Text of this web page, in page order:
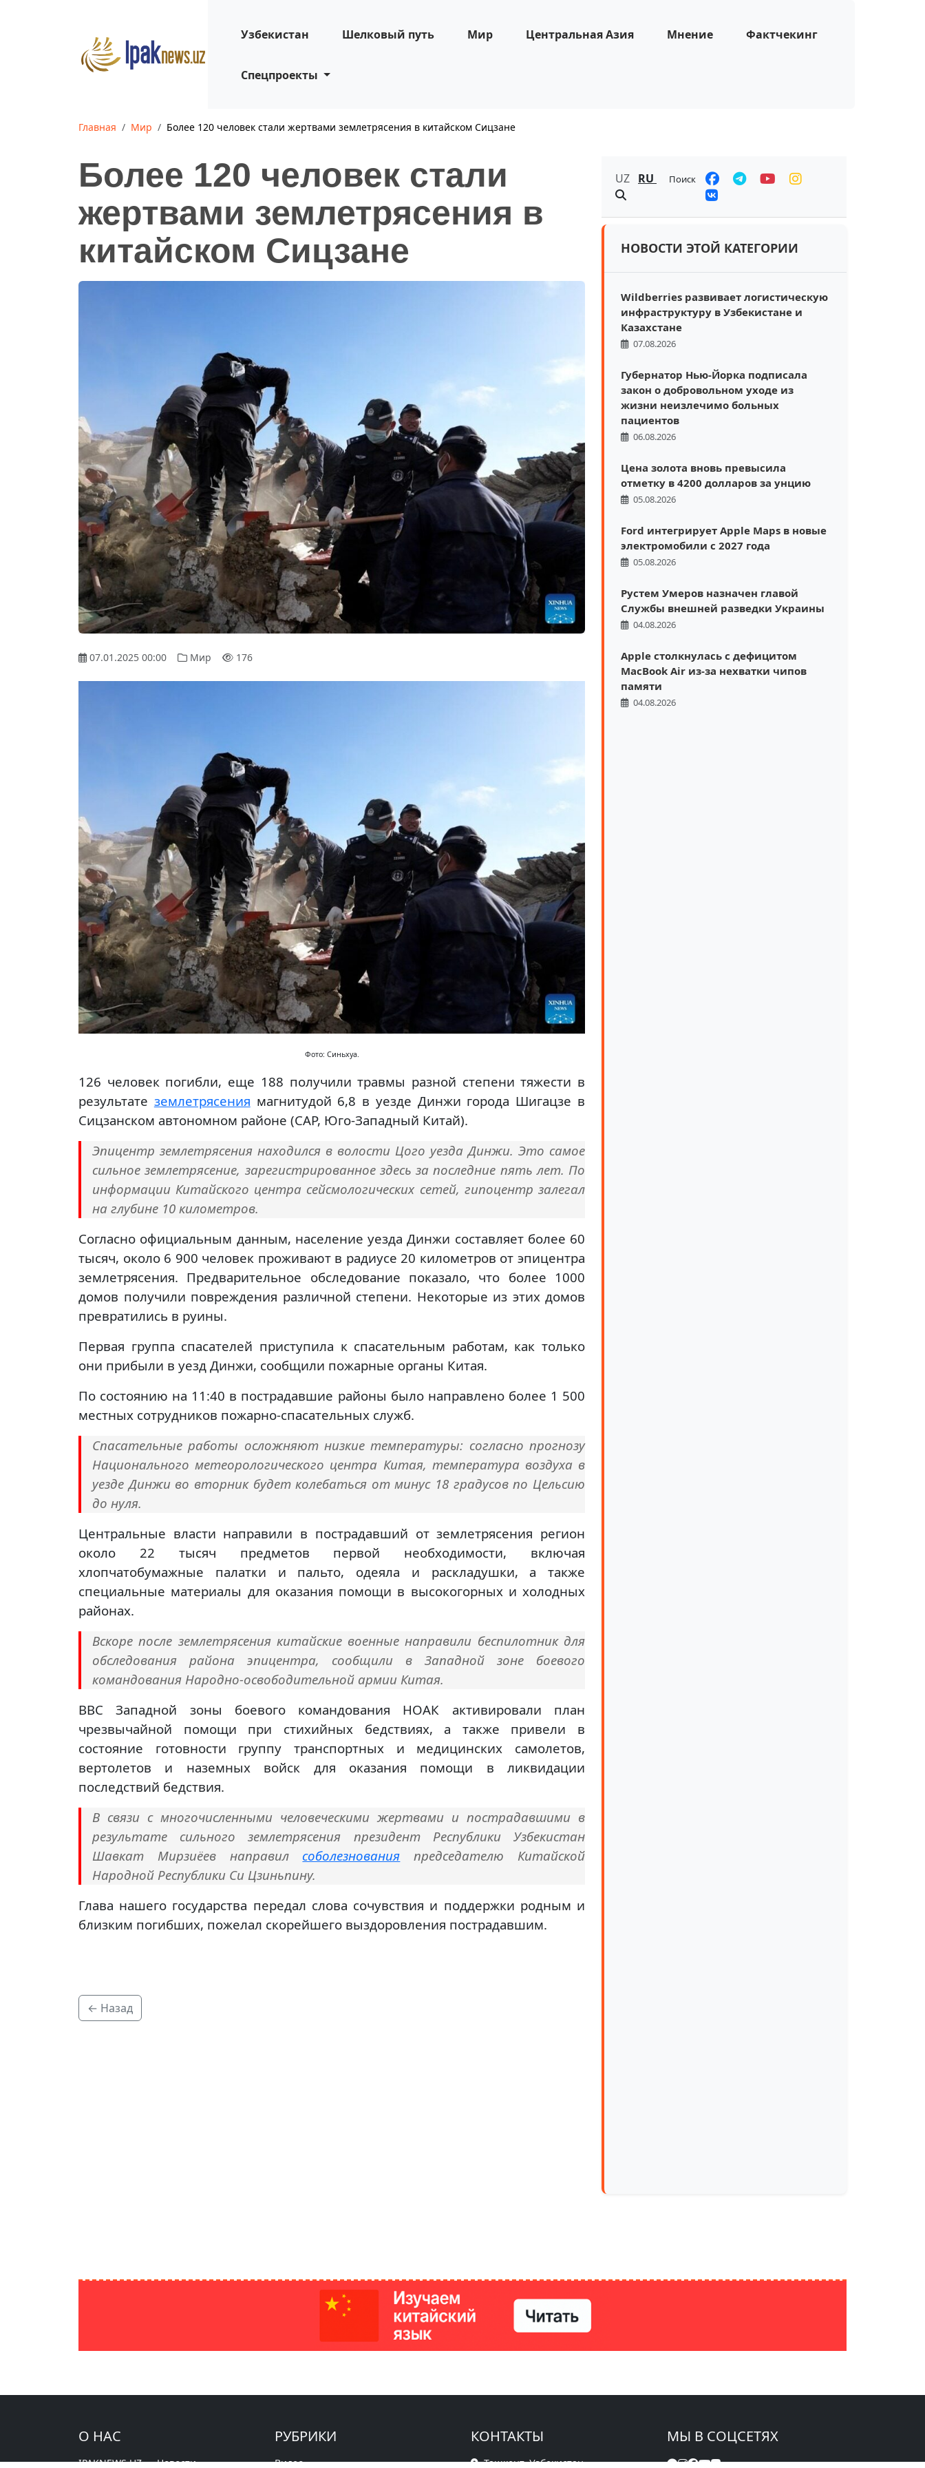
Узбекистан Шелковый путь Мир Центральная Азия Мнение Фактчекинг
Спецпроекты
Главная Мир Более 120 человек стали жертвами землетрясения в китайском Сицзане
Более 120 человек стали
жертвами землетрясения в
китайском Сицзане
07.01.2025 00:00 Мир 176
Фото: Синьхуа.
126 человек погибли, еще 188 получили травмы разной степени тяжести в
результате землетрясения магнитудой 6,8 в уезде Динжи города Шигацзе в
Сицзанском автономном районе (САР, Юго-Западный Китай).
Эпицентр землетрясения находился в волости Цого уезда Динжи. Это самое
сильное землетрясение, зарегистрированное здесь за последние пять лет. По
информации Китайского центра сейсмологических сетей, гипоцентр залегал
на глубине 10 километров.
Согласно официальным данным, население уезда Динжи составляет более 60
тысяч, около 6 900 человек проживают в радиусе 20 километров от эпицентра
землетрясения. Предварительное обследование показало, что более 1000
домов получили повреждения различной степени. Некоторые из этих домов
превратились в руины.
Первая группа спасателей приступила к спасательным работам, как только
они прибыли в уезд Динжи, сообщили пожарные органы Китая.
По состоянию на 11:40 в пострадавшие районы было направлено более 1 500
местных сотрудников пожарно-спасательных служб.
Спасательные работы осложняют низкие температуры: согласно прогнозу
Национального метеорологического центра Китая, температура воздуха в
уезде Динжи во вторник будет колебаться от минус 18 градусов по Цельсию
до нуля.
Центральные власти направили в пострадавший от землетрясения регион
около 22 тысяч предметов первой необходимости, включая
хлопчатобумажные палатки и пальто, одеяла и раскладушки, а также
специальные материалы для оказания помощи в высокогорных и холодных
районах.
Вскоре после землетрясения китайские военные направили беспилотник для
обследования района эпицентра, сообщили в Западной зоне боевого
командования Народно-освободительной армии Китая.
ВВС Западной зоны боевого командования НОАК активировали план
чрезвычайной помощи при стихийных бедствиях, а также привели в
состояние готовности группу транспортных и медицинских самолетов,
вертолетов и наземных войск для оказания помощи в ликвидации
последствий бедствия.
В связи с многочисленными человеческими жертвами и пострадавшими в
результате сильного землетрясения президент Республики Узбекистан
Шавкат Мирзиёев направил соболезнования председателю Китайской
Народной Республики Си Цзиньпину.
Глава нашего государства передал слова сочувствия и поддержки родным и
близким погибших, пожелал скорейшего выздоровления пострадавшим.
← Назад
UZ RU Поиск
НОВОСТИ ЭТОЙ КАТЕГОРИИ
Wildberries развивает логистическую
инфраструктуру в Узбекистане и
Казахстане
07.08.2026
Губернатор Нью-Йорка подписала
закон о добровольном уходе из
жизни неизлечимо больных
пациентов
06.08.2026
Цена золота вновь превысила
отметку в 4200 долларов за унцию
05.08.2026
Ford интегрирует Apple Maps в новые
электромобили с 2027 года
05.08.2026
Рустем Умеров назначен главой
Службы внешней разведки Украины
04.08.2026
Apple столкнулась с дефицитом
MacBook Air из-за нехватки чипов
памяти
04.08.2026
О НАС
IPAKNEWS.UZ — Новости
РУБРИКИ
Видео
КОНТАКТЫ
Ташкент, Узбекистан
МЫ В СОЦСЕТЯХ